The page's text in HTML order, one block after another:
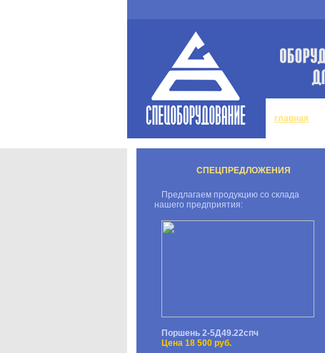
главная
СПЕЦПРЕДЛОЖЕНИЯ
Предлагаем продукцию со склада
нашего предприятия:
Поршень 2-5Д49.22спч
Цена 18 500 руб.